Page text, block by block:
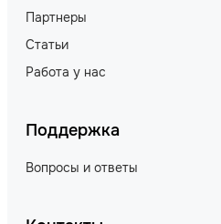
Партнеры
Статьи
Работа у нас
Поддержка
Вопросы и ответы